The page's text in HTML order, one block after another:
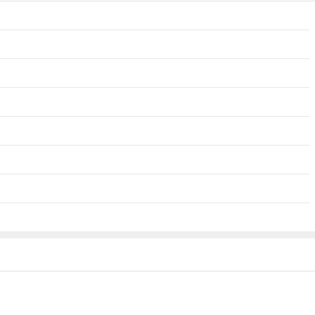
能强大的电机和低重心设计，让这一全新路特斯标志性车款为每一
更有多种充电方式可选，同时充电时间减少，驾驶更从容。搭配多